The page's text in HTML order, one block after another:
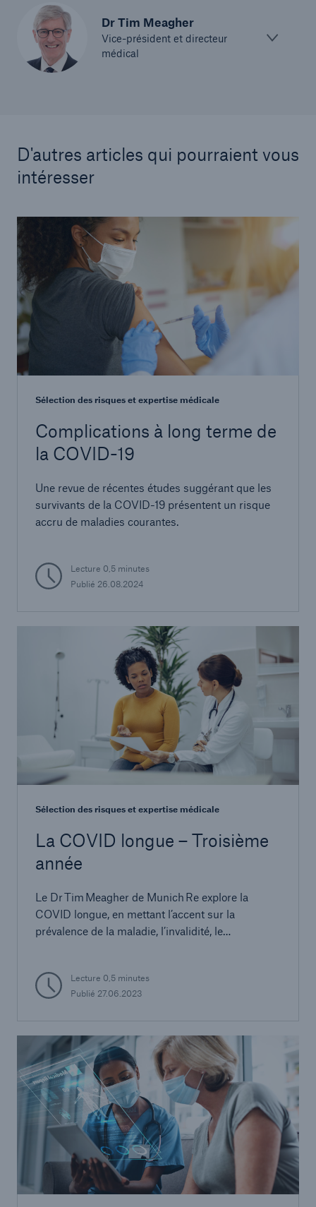
Dr Tim Meagher
Vice-président et directeur
médical
D'autres articles qui pourraient vous
intéresser
Sélection des risques et expertise médicale
Complications à long terme de
la COVID-19
Une revue de récentes études suggérant que les
survivants de la COVID-19 présentent un risque
accru de maladies courantes.
Lecture 0,5 minutes
Publié 26.08.2024
Sélection des risques et expertise médicale
La COVID longue – Troisième
année
Le Dr Tim Meagher de Munich Re explore la
COVID longue, en mettant l’accent sur la
prévalence de la maladie, l’invalidité, le
Lecture 0,5 minutes
Publié 27.06.2023